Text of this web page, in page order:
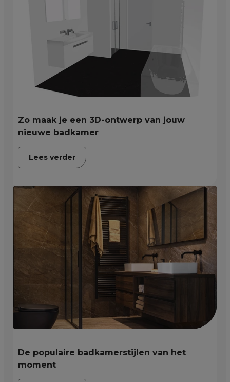
Zo maak je een 3D-ontwerp van jouw
nieuwe badkamer
Lees verder
De populaire badkamerstijlen van het
moment